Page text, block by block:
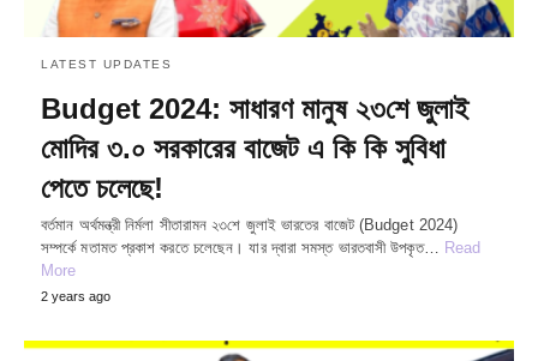
LATEST UPDATES
Budget 2024: সাধারণ মানুষ ২৩শে জুলাই
মোদির ৩.০ সরকারের বাজেট এ কি কি সুবিধা
পেতে চলেছে!
বর্তমান অর্থমন্ত্রী নির্মলা সীতারামন ২৩শে জুলাই ভারতের বাজেট (Budget 2024)
সম্পর্কে মতামত প্রকাশ করতে চলেছেন। যার দ্বারা সমস্ত ভারতবাসী উপকৃত… Read
More
2 years ago